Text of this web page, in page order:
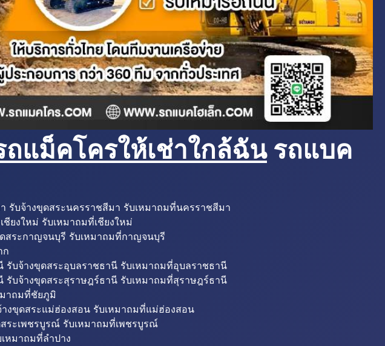
ถแม็คโครให้เช่าใกล้ฉันรถแบค
รับจ้างขุดสระนครราชสีมา รับเหมาถมที่นครราชสีมา
ชียงใหม่ รับเหมาถมที่เชียงใหม่
สระกาญจนบุรี รับเหมาถมที่กาญจนบุรี
ก
รับจ้างขุดสระอุบลราชธานี รับเหมาถมที่อุบลราชธานี
รับจ้างขุดสระสุราษฎร์ธานี รับเหมาถมที่สุราษฎร์ธานี
าถมที่ชัยภูมิ
งขุดสระแม่ฮ่องสอน รับเหมาถมที่แม่ฮ่องสอน
ระเพชรบูรณ์ รับเหมาถมที่เพชรบูรณ์
หมาถมที่ลำปาง